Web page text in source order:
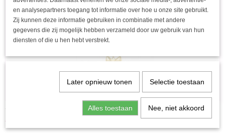
YWG - Ketting met strik bedel - kleur goud - stainless steel
€ 13,95
en analysepartners toegang tot informatie over hoe u onze site gebruikt.
Zij kunnen deze informatie gebruiken in combinatie met andere
gegevens die zij mogelijk hebben verzameld door uw gebruik van hun
diensten of die u hen hebt verstrekt.
Later opnieuw tonen Selectie toestaan
Alles toestaan Nee, niet akkoord